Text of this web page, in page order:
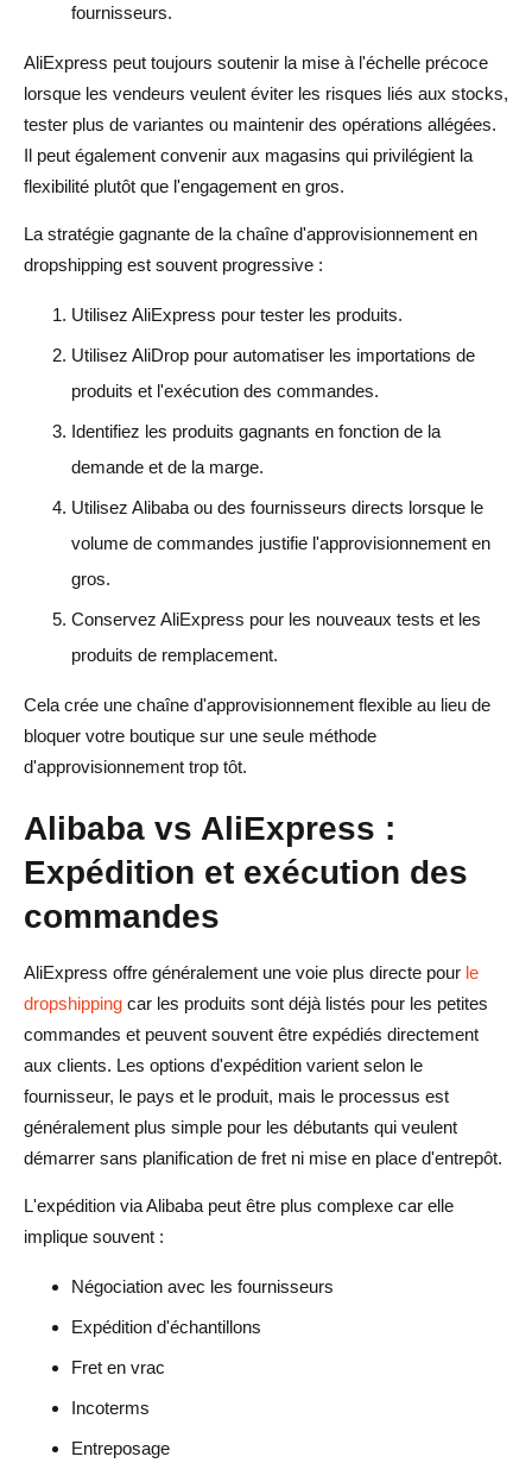
fournisseurs.
AliExpress peut toujours soutenir la mise à l'échelle précoce
lorsque les vendeurs veulent éviter les risques liés aux stocks,
tester plus de variantes ou maintenir des opérations allégées.
Il peut également convenir aux magasins qui privilégient la
flexibilité plutôt que l'engagement en gros.
La stratégie gagnante de la chaîne d'approvisionnement en
dropshipping est souvent progressive :
Utilisez AliExpress pour tester les produits.
Utilisez AliDrop pour automatiser les importations de
produits et l'exécution des commandes.
Identifiez les produits gagnants en fonction de la
demande et de la marge.
Utilisez Alibaba ou des fournisseurs directs lorsque le
volume de commandes justifie l'approvisionnement en
gros.
Conservez AliExpress pour les nouveaux tests et les
produits de remplacement.
Cela crée une chaîne d'approvisionnement flexible au lieu de
bloquer votre boutique sur une seule méthode
d'approvisionnement trop tôt.
Alibaba vs AliExpress :
Expédition et exécution des
commandes
AliExpress offre généralement une voie plus directe pour le
dropshipping car les produits sont déjà listés pour les petites
commandes et peuvent souvent être expédiés directement
aux clients. Les options d'expédition varient selon le
fournisseur, le pays et le produit, mais le processus est
généralement plus simple pour les débutants qui veulent
démarrer sans planification de fret ni mise en place d'entrepôt.
L'expédition via Alibaba peut être plus complexe car elle
implique souvent :
Négociation avec les fournisseurs
Expédition d'échantillons
Fret en vrac
Incoterms
Entreposage